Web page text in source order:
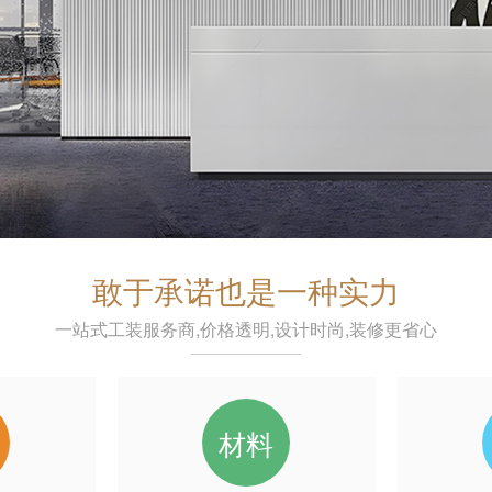
敢于承诺也是一种实力
一站式工装服务商,价格透明,设计时尚,装修更省心
材料